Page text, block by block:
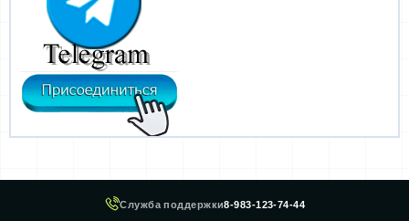
Служба поддержки8-983-123-74-44